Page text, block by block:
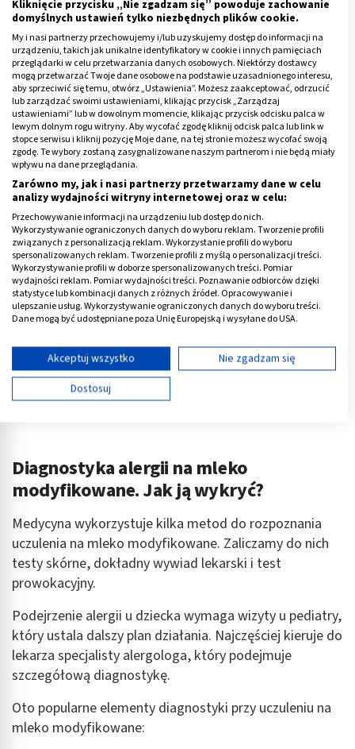
układu pokarmowego należą:
zapalenie spojówek,
nieżyt nosa,
katar i częste kichanie,
uporczywy kaszel,
świąd nosa i jego okolic,
trudności z oddychaniem.
Diagnostyka alergii na mleko
modyfikowane. Jak ją wykryć?
Medycyna wykorzystuje kilka metod do rozpoznania
uczulenia na mleko modyfikowane. Zaliczamy do nich
testy skórne, dokładny wywiad lekarski i test
prowokacyjny.
Podejrzenie alergii u dziecka wymaga wizyty u pediatry,
który ustala dalszy plan działania. Najczęściej kieruje do
lekarza specjalisty alergologa, który podejmuje
szczegółową diagnostykę.
Oto popularne elementy diagnostyki przy uczuleniu na
mleko modyfikowane:
Kliknięcie przycisku „Nie zgadzam się” powoduje zachowanie
domyślnych ustawień tylko niezbędnych plików cookie.
My i nasi partnerzy przechowujemy i/lub uzyskujemy dostęp do informacji na
urządzeniu, takich jak unikalne identyfikatory w cookie i innych pamięciach
przeglądarki w celu przetwarzania danych osobowych. Niektórzy dostawcy
mogą przetwarzać Twoje dane osobowe na podstawie uzasadnionego interesu,
aby sprzeciwić się temu, otwórz „Ustawienia”. Możesz zaakceptować, odrzucić
lub zarządzać swoimi ustawieniami, klikając przycisk „Zarządzaj
ustawieniami” lub w dowolnym momencie, klikając przycisk odcisku palca w
lewym dolnym rogu witryny. Aby wycofać zgodę kliknij odcisk palca lub link w
stopce serwisu i kliknij pozycję Moje dane, na tej stronie możesz wycofać swoją
zgodę. Te wybory zostaną zasygnalizowane naszym partnerom i nie będą miały
wpływu na dane przeglądania.
Zarówno my, jak i nasi partnerzy przetwarzamy dane w celu
analizy wydajności witryny internetowej oraz w celu:
Przechowywanie informacji na urządzeniu lub dostęp do nich.
Wykorzystywanie ograniczonych danych do wyboru reklam. Tworzenie profili
związanych z personalizacją reklam. Wykorzystanie profili do wyboru
spersonalizowanych reklam. Tworzenie profili z myślą o personalizacji treści.
Wykorzystywanie profili w doborze spersonalizowanych treści. Pomiar
wydajności reklam. Pomiar wydajności treści. Poznawanie odbiorców dzięki
statystyce lub kombinacji danych z różnych źródeł. Opracowywanie i
ulepszanie usług. Wykorzystywanie ograniczonych danych do wyboru treści.
Dane mogą być udostępniane poza Unię Europejską i wysyłane do USA.
Wyświetl listę partnerów (11 dostawców IAB)
Używamy Twoich danych w następujących celach:
Cele przetwarzania IAB:
Wykorzystywanie ograniczonych danych do
wyboru reklam
Tworzenie profili w celu spersonalizowanych
reklam
Wykorzystanie profili do wyboru
spersonalizowanych reklam
Tworzenie profili w celu personalizacji treści
Wykorzystywanie profili w celu doboru
spersonalizowanych treści
Pomiar efektywności reklam
Pomiar efektywności treści
Akceptuj wszystko
Nie zgadzam się
Dostosuj